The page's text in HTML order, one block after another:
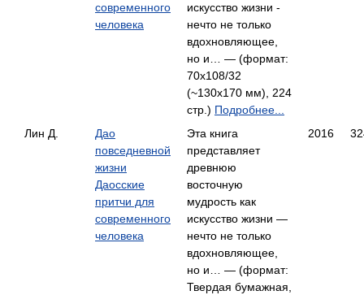
современного
человека
искусство жизни -
нечто не только
вдохновляющее,
но и… — (формат:
70х108/32
(~130х170 мм), 224
стр.) Подробнее...
Лин Д.
Дао
повседневной
жизни
Даосские
притчи для
современного
человека
Эта книга
представляет
древнюю
восточную
мудрость как
искусство жизни —
нечто не только
вдохновляющее,
но и… — (формат:
Твердая бумажная,
2016